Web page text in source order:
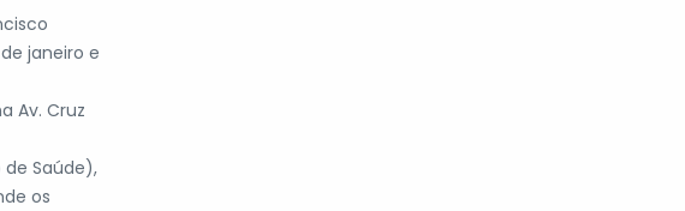
janeiro e
Av. Cruz
Saúde),
os